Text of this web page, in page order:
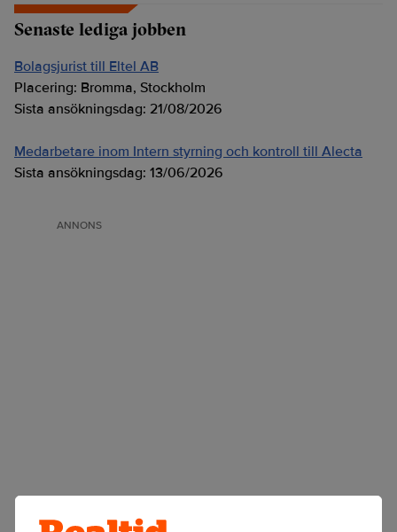
Senaste lediga jobben
Bolagsjurist till Eltel AB
Placering: Bromma, Stockholm
Sista ansökningsdag: 21/08/2026
Medarbetare inom Intern styrning och kontroll till Alecta
Sista ansökningsdag: 13/06/2026
ANNONS